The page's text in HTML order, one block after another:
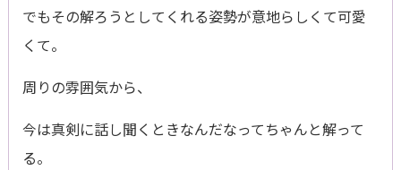
でもその解ろうとしてくれる姿勢が意地らしくて可愛
くて。
周りの雰囲気から、
今は真剣に話し聞くときなんだなってちゃんと解って
る。